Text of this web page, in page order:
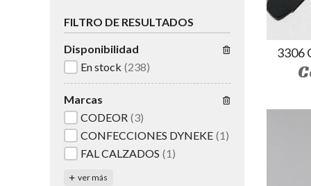
3306
FILTRO DE RESULTADOS
Disponibilidad
En stock (238)
Marcas
CODEOR (3)
CONFECCIONES DYNEKE (1)
FAL CALZADOS (1)
ver más